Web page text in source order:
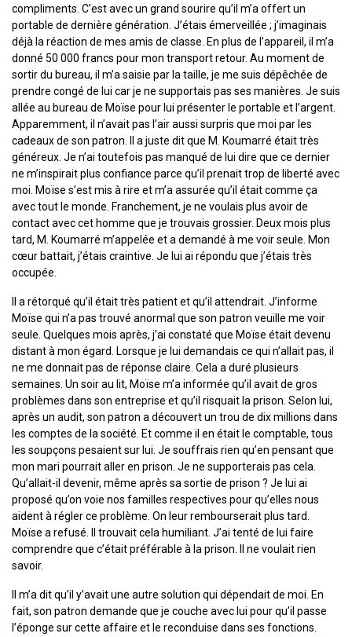
compliments. C’est avec un grand sourire qu’il m’a offert un
portable de dernière génération. J’étais émerveillée ; j’imaginais
déjà la réaction de mes amis de classe. En plus de l’appareil, il m’a
donné 50 000 francs pour mon transport retour. Au moment de
sortir du bureau, il m’a saisie par la taille, je me suis dépêchée de
prendre congé de lui car je ne supportais pas ses manières. Je suis
allée au bureau de Moïse pour lui présenter le portable et l’argent.
Apparemment, il n’avait pas l’air aussi surpris que moi par les
cadeaux de son patron. Il a juste dit que M. Koumarré était très
généreux. Je n’ai toutefois pas manqué de lui dire que ce dernier
ne m’inspirait plus confiance parce qu’il prenait trop de liberté avec
moi. Moïse s’est mis à rire et m’a assurée qu’il était comme ça
avec tout le monde. Franchement, je ne voulais plus avoir de
contact avec cet homme que je trouvais grossier. Deux mois plus
tard, M. Koumarré m’appelée et a demandé à me voir seule. Mon
cœur battait, j’étais craintive. Je lui ai répondu que j’étais très
occupée.
Il a rétorqué qu’il était très patient et qu’il attendrait. J’informe
Moïse qui n’a pas trouvé anormal que son patron veuille me voir
seule. Quelques mois après, j’ai constaté que Moïse était devenu
distant à mon égard. Lorsque je lui demandais ce qui n’allait pas, il
ne me donnait pas de réponse claire. Cela a duré plusieurs
semaines. Un soir au lit, Moïse m’a informée qu’il avait de gros
problèmes dans son entreprise et qu’il risquait la prison. Selon lui,
après un audit, son patron a découvert un trou de dix millions dans
les comptes de la société. Et comme il en était le comptable, tous
les soupçons pesaient sur lui. Je souffrais rien qu’en pensant que
mon mari pourrait aller en prison. Je ne supporterais pas cela.
Qu’allait-il devenir, même après sa sortie de prison ? Je lui ai
proposé qu’on voie nos familles respectives pour qu’elles nous
aident à régler ce problème. On leur rembourserait plus tard.
Moïse a refusé. Il trouvait cela humiliant. J’ai tenté de lui faire
comprendre que c’était préférable à la prison. Il ne voulait rien
savoir.
Il m’a dit qu’il y’avait une autre solution qui dépendait de moi. En
fait, son patron demande que je couche avec lui pour qu’il passe
l’éponge sur cette affaire et le reconduise dans ses fonctions.